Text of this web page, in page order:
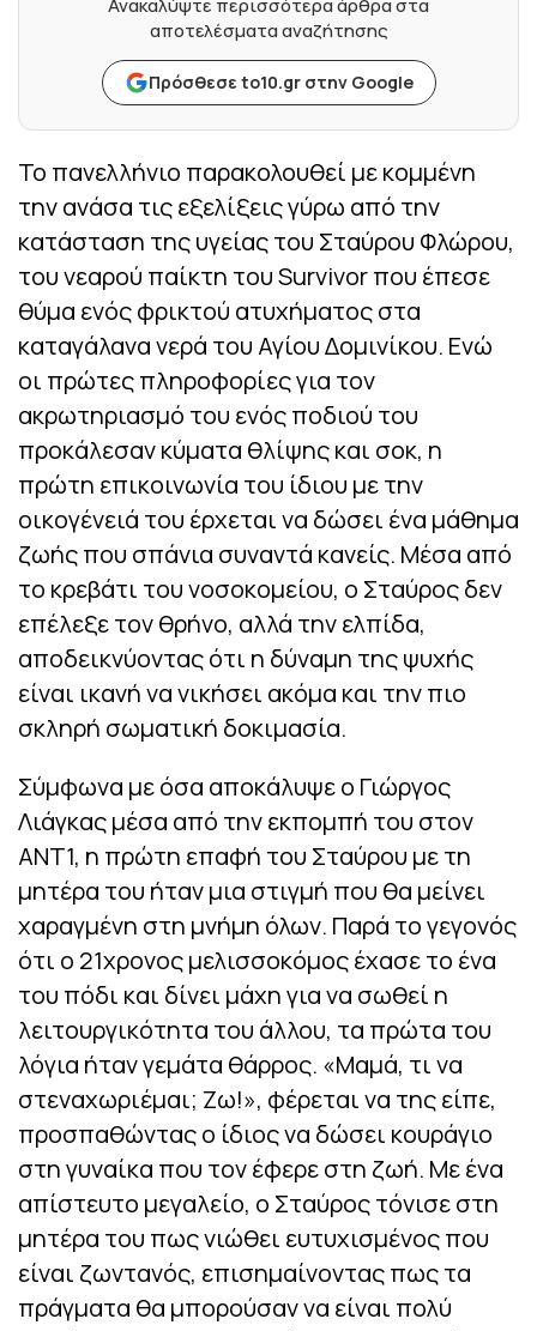
Ανακαλύψτε περισσότερα άρθρα στα
αποτελέσματα αναζήτησης
Πρόσθεσε to10.gr στην Google
Το πανελλήνιο παρακολουθεί με κομμένη
την ανάσα τις εξελίξεις γύρω από την
κατάσταση της υγείας του Σταύρου Φλώρου,
του νεαρού παίκτη του Survivor που έπεσε
θύμα ενός φρικτού ατυχήματος στα
καταγάλανα νερά του Αγίου Δομινίκου. Ενώ
οι πρώτες πληροφορίες για τον
ακρωτηριασμό του ενός ποδιού του
προκάλεσαν κύματα θλίψης και σοκ, η
πρώτη επικοινωνία του ίδιου με την
οικογένειά του έρχεται να δώσει ένα μάθημα
ζωής που σπάνια συναντά κανείς. Μέσα από
το κρεβάτι του νοσοκομείου, ο Σταύρος δεν
επέλεξε τον θρήνο, αλλά την ελπίδα,
αποδεικνύοντας ότι η δύναμη της ψυχής
είναι ικανή να νικήσει ακόμα και την πιο
σκληρή σωματική δοκιμασία.
Σύμφωνα με όσα αποκάλυψε ο Γιώργος
Λιάγκας μέσα από την εκπομπή του στον
ΑΝΤ1, η πρώτη επαφή του Σταύρου με τη
μητέρα του ήταν μια στιγμή που θα μείνει
χαραγμένη στη μνήμη όλων. Παρά το γεγονός
ότι ο 21χρονος μελισσοκόμος έχασε το ένα
του πόδι και δίνει μάχη για να σωθεί η
λειτουργικότητα του άλλου, τα πρώτα του
λόγια ήταν γεμάτα θάρρος. «Μαμά, τι να
στεναχωριέμαι; Ζω!», φέρεται να της είπε,
προσπαθώντας ο ίδιος να δώσει κουράγιο
στη γυναίκα που τον έφερε στη ζωή. Με ένα
απίστευτο μεγαλείο, ο Σταύρος τόνισε στη
μητέρα του πως νιώθει ευτυχισμένος που
είναι ζωντανός, επισημαίνοντας πως τα
πράγματα θα μπορούσαν να είναι πολύ